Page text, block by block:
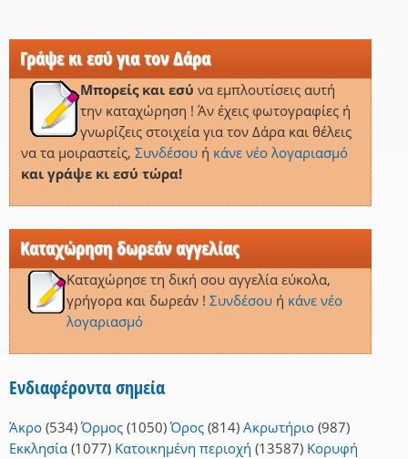
Γράψε κι εσύ για τον Δάρα
Μπορείς και εσύ να εμπλουτίσεις αυτή
την καταχώρηση ! Άν έχεις φωτογραφίες ή
γνωρίζεις στοιχεία για τον Δάρα και θέλεις
να τα μοιραστείς, Συνδέσουή κάνε νέο λογαριασμό
και γράψε κι εσύ τώρα!
Καταχώρηση δωρεάν αγγελίας
Καταχώρησε τη δική σου αγγελία εύκολα,
γρήγορα και δωρεάν ! Συνδέσουή κάνε νέο
λογαριασμό
Ενδιαφέροντα σημεία
Άκρο (534) Όρμος (1050) Όρος (814) Ακρωτήριο (987)
Εκκλησία (1077) Κατοικημένη περιοχή (13587) Κορυφή